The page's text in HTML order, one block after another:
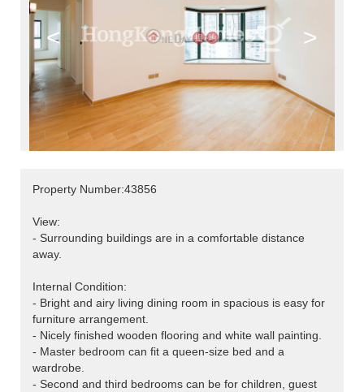
< >
Property Number:43856
View:
- Surrounding buildings are in a comfortable distance
away.
Internal Condition:
- Bright and airy living dining room in spacious is easy for
furniture arrangement.
- Nicely finished wooden flooring and white wall painting.
- Master bedroom can fit a queen-size bed and a
wardrobe.
- Second and third bedrooms can be for children, guest